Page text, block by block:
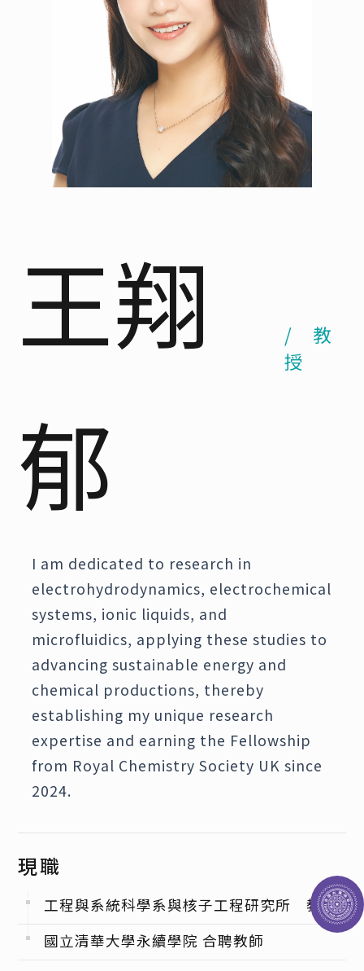
王翔
郁
/ 教
授
I am dedicated to research in
electrohydrodynamics, electrochemical
systems, ionic liquids, and
microfluidics, applying these studies to
advancing sustainable energy and
chemical productions, thereby
establishing my unique research
expertise and earning the Fellowship
from Royal Chemistry Society UK since
2024.
現職
工程與系統科學系與核子工程研究所 教授
國立清華大學永續學院 合聘教師